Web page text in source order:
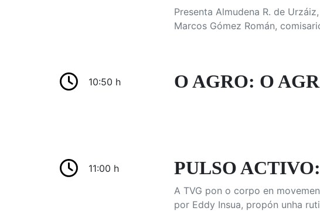
Presenta Almudena R. de
Marcos Gómez Román,
10:50 h O AGRO: O
11:00 h PULSO
A TVG pon o corpo en
por Eddy Insua, propón unha